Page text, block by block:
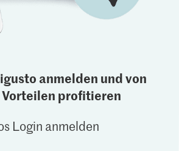
anmelden und von
profitieren
Login anmelden